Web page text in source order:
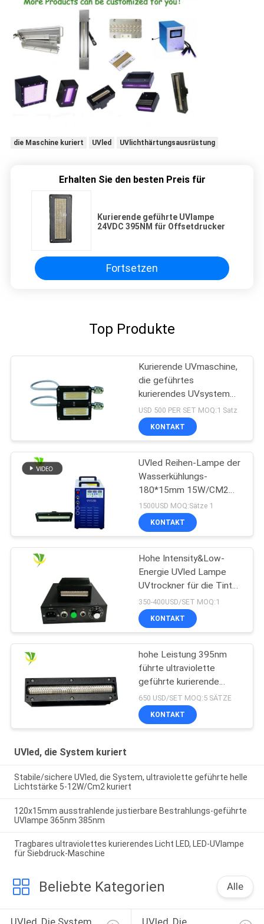
die Maschine kuriert UVled UVlichthärtungsausrüstung
Erhalten Sie den besten Preis für
Kurierende geführte UVlampe
24VDC 395NM für Offsetdrucker
Fortsetzen
Top Produkte
Kurierende UVmaschine,
die geführtes
kurierendes UVsystem
der hohen Leistung der
Größen-50x20 Millimeter
der Wellenlängen-395nm
USD 500 PER SET MOQ:1 Satz
KONTAKT
UVled Reihen-Lampe der
Wasserkühlungs-
180*15mm 15W/CM2
395nm
1500USD MOQ:Sätze 1
KONTAKT
Hohe Intensity&Low-
Energie UVled Lampe
UVtrockner für die Tinte
kurierend kuriert
350-400USD/SET MOQ:1
KONTAKT
hohe Leistung 395nm
führte ultraviolette
geführte kurierende
Lampe für
Flachbettuvdrucker
650 USD/SET MOQ:5 SÄTZE
KONTAKT
UVled, die System kuriert
Stabile/sichere UVled, die System, ultraviolette geführte helle
Lichtstärke 5-12W/Cm2 kuriert
120x15mm ausstrahlende justierbare Bestrahlungs-geführte
UVlampe 365nm 385nm
Tragbares ultraviolettes kurierendes Licht LED, LED-UVlampe
für Siebdruck-Maschine
Beliebte Kategorien Alle
UVled, Die System UVled, Die